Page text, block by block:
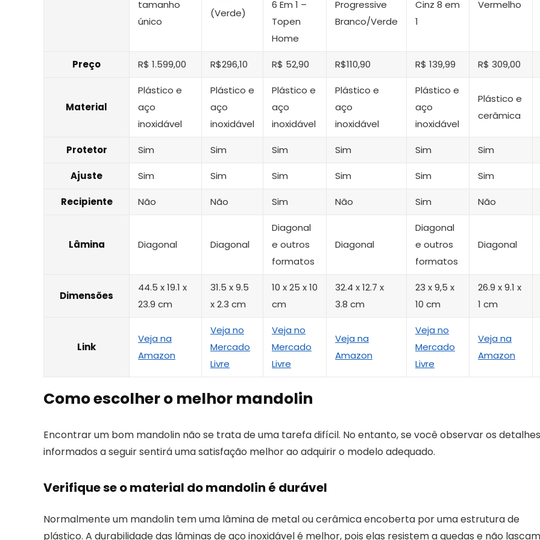
tamanho
único
(Verde)
6 Em 1 –
Topen
Home
Progressive
Branco/Verde
Cinz 8 em
1
Vermelho
Preço R$ 1.599,00 R$296,10 R$ 52,90 R$110,90 R$ 139,99 R$ 309,00
Material
Plástico e
aço
inoxidável
Plástico e
aço
inoxidável
Plástico e
aço
inoxidável
Plástico e
aço
inoxidável
Plástico e
aço
inoxidável
Plástico e
cerâmica
Protetor Sim Sim Sim Sim Sim Sim
Ajuste Sim Sim Sim Sim Sim Sim
Recipiente Não Não Sim Não Sim Não
Lâmina Diagonal Diagonal
Diagonal
e outros
formatos
Diagonal
Diagonal
e outros
formatos
Diagonal
Dimensões
44.5 x 19.1 x
23.9 cm
‎31.5 x 9.5
x 2.3 cm
10 x 25 x 10
cm
32.4 x 12.7 x
3.8 cm
23 x 9,5 x
10 cm
26.9 x 9.1 x
1 cm
Link
Veja na
Amazon
Veja no
Mercado
Livre
Veja no
Mercado
Livre
Veja na
Amazon
Veja no
Mercado
Livre
Veja na
Amazon
Como escolher o melhor mandolin
Encontrar um bom mandolin não se trata de uma tarefa difícil. No entanto, se você observar os detalhes
informados a seguir sentirá uma satisfação melhor ao adquirir o modelo adequado.
Verifique se o material do mandolin é durável
Normalmente um mandolin tem uma lâmina de metal ou cerâmica encoberta por uma estrutura de
plástico. A durabilidade das lâminas de aço inoxidável é melhor, pois elas resistem a quedas e não lascam